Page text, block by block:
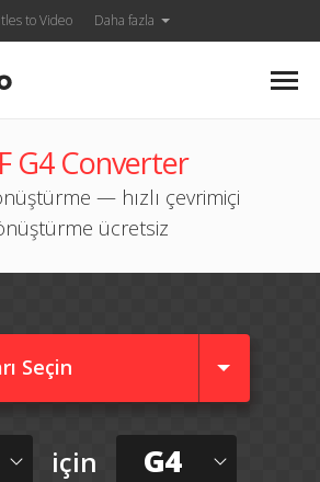
to Video Daha fazla
G4 Converter
— hızlı çevrimiçi
ücretsiz
Seçin
için G4